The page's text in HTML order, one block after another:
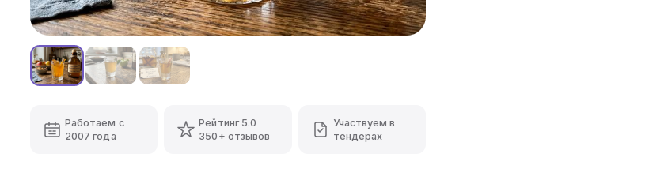
Работаем с
2007 года
Рейтинг 5.0
350+ отзывов
Участвуем в
тендерах